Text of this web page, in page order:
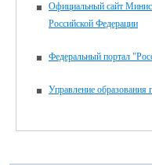
Официальный сайт
Российской Федерации
Федеральный портал
Управление образования